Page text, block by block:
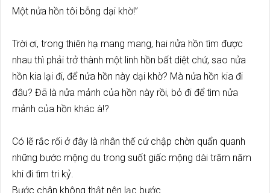
Một nửa hồn tôi bỗng dại khờ!”
Trời ơi, trong thiên hạ mang mang, hai nửa hồn tìm được
nhau thì phải trở thành một linh hồn bất diệt chứ, sao nửa
hồn kia lại đi, để nửa hồn này dại khờ? Mà nửa hồn kia đi
đâu? Đã là nửa mảnh của hồn này rồi, bỏ đi để tìm nửa
mảnh của hồn khác à!?
Có lẽ rắc rối ở đây là nhân thế cứ chập chờn quẩn quanh
những bước mộng du trong suốt giấc mộng dài trăm năm
khi đi tìm tri kỷ.
Bước chân không thật nên lạc bước.